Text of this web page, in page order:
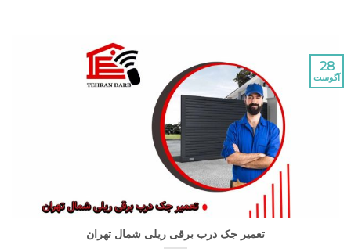
تعمیر جک درب برقی ریلی شمال تهران